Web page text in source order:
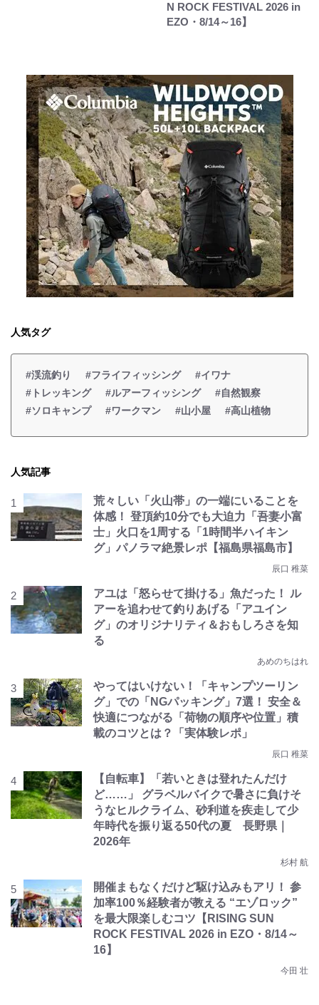
N ROCK FESTIVAL 2026 in
EZO・8/14～16】
人気タグ
#渓流釣り #フライフィッシング
#イワナ
#トレッキング
#ルアーフィッシング
#自然観察
#ソロキャンプ
#ワークマン #山小屋 #高山植物
人気記事
荒々しい「火山帯」の一端にいることを
体感！ 登頂約10分でも大迫力「吾妻小富
士」火口を1周する「1時間半ハイキン
グ」パノラマ絶景レポ【福島県福島市】
辰口 稚菜
アユは「怒らせて掛ける」魚だった！ ル
アーを追わせて釣りあげる「アユイン
グ」のオリジナリティ＆おもしろさを知
る
あめのちはれ
やってはいけない！「キャンプツーリン
グ」での「NGパッキング」7選！ 安全＆
快適につながる「荷物の順序や位置」積
載のコツとは？「実体験レポ」
辰口 稚菜
【自転車】「若いときは登れたんだけ
ど……」 グラベルバイクで暑さに負けそ
うなヒルクライム、砂利道を疾走して少
年時代を振り返る50代の夏 長野県｜
2026年
杉村 航
開催まもなくだけど駆け込みもアリ！ 参
加率100％経験者が教える “エゾロック”
を最大限楽しむコツ【RISING SUN
ROCK FESTIVAL 2026 in EZO・8/14～
16】
今田 壮